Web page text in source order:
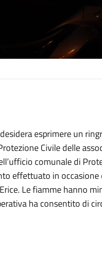
esprimere un
Civile delle
comunale di
effettuato in occasione
Le fiamme hanno
ha consentito di